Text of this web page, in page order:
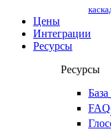
Цены
Интеграции
Ресурсы
Ресурсы
FAQ